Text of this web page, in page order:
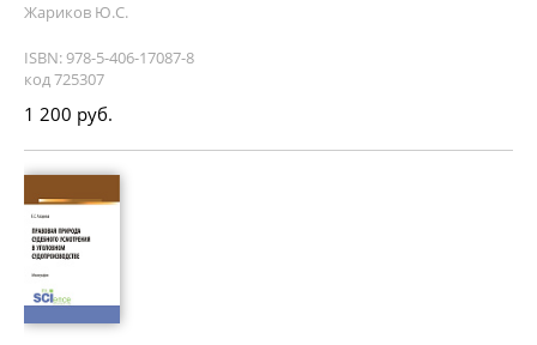
Жариков Ю.С.
ISBN: 978-5-406-17087-8
код 725307
1 200 руб.